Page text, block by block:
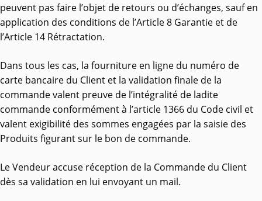
peuvent pas faire l’objet de retours ou d’échanges, sauf en
application des conditions de l’Article 8 Garantie et de
l’Article 14 Rétractation.
Dans tous les cas, la fourniture en ligne du numéro de
carte bancaire du Client et la validation finale de la
commande valent preuve de l’intégralité de ladite
commande conformément à l’article 1366 du Code civil et
valent exigibilité des sommes engagées par la saisie des
Produits figurant sur le bon de commande.
Le Vendeur accuse réception de la Commande du Client
dès sa validation en lui envoyant un mail.